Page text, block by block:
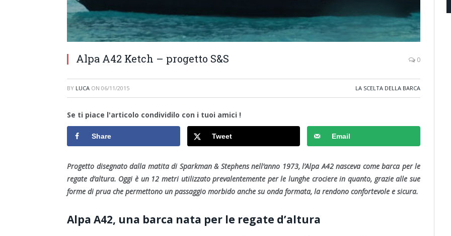
Alpa A42 Ketch – progetto S&S 0
BY LUCA ON 06/11/2015 LA SCELTA DELLA BARCA
Se ti piace l'articolo condividilo con i tuoi amici !
Share Tweet Email
Progetto disegnato dalla matita di Sparkman & Stephens nell’anno 1973, l’Alpa A42 nasceva come barca per le
regate d’altura. Oggi è un 12 metri utilizzato prevalentemente per le lunghe crociere in quanto, grazie alle sue
forme di prua che permettono un passaggio morbido anche su onda formata, la rendono confortevole e sicura.
Alpa A42, una barca nata per le regate d’altura